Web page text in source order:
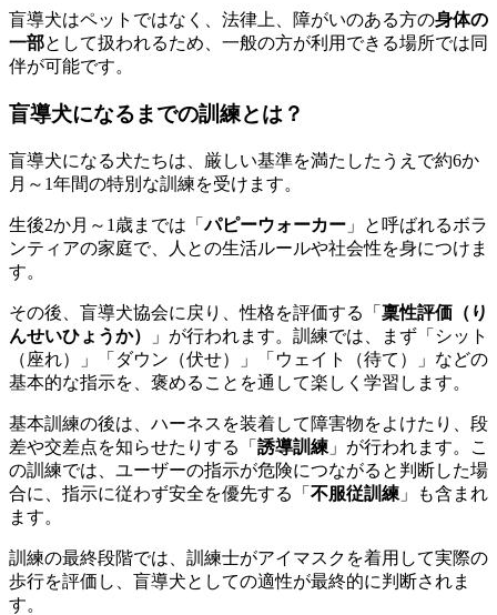
盲導犬はペットではなく、法律上、障がいのある方の身体の
一部として扱われるため、一般の方が利用できる場所では同
伴が可能です。
盲導犬になるまでの訓練とは？
盲導犬になる犬たちは、厳しい基準を満たしたうえで約6か
月～1年間の特別な訓練を受けます。
生後2か月～1歳までは「パピーウォーカー 」と呼ばれるボラ
ンティアの家庭で、人との生活ルールや社会性を身につけま
す。
その後、盲導犬協会に戻り、性格を評価する「 稟性評価（り
んせいひょうか）
」が行われます。訓練では、まず「シット
（座れ）」「ダウン（伏せ）」「ウェイト（待て）」などの
基本的な指示を、褒めることを通して楽しく学習します。
基本訓練の後は、ハーネスを装着して障害物をよけたり、段
差や交差点を知らせたりする「 誘導訓練 」が行われます。こ
の訓練では、ユーザーの指示が危険につながると判断した場
合に、指示に従わず安全を優先する「 不服従訓練 」も含まれ
ます。
訓練の最終段階では、訓練士がアイマスクを着用して実際の
歩行を評価し、盲導犬としての適性が最終的に判断されま
す。